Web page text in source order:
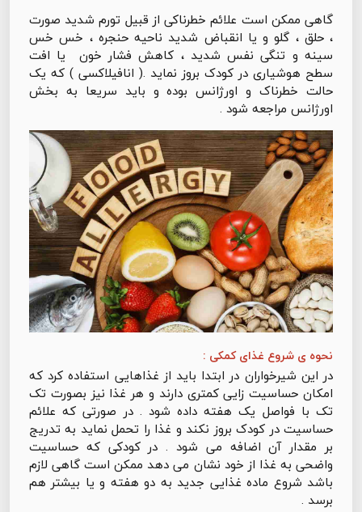
گاهی ممکن است علائم خطرناکی از قبیل تورم شدید صورت
، حلق ، گلو و یا انقباض شدید ناحیه حنجره ، خس خس
سینه و تنگی نفس شدید ، کاهش فشار خون یا افت
سطح هوشیاری در کودک بروز نماید .( انافیلاکسی ) که یک
حالت خطرناک و اورژانس بوده و باید سریعا به بخش
اورژانس مراجعه شود .
نحوه ی شروع غذای کمکی :
در این شیرخواران در ابتدا باید از غذاهایی استفاده کرد که
امکان حساسیت زایی کمتری دارند و هر غذا نیز بصورت تک
تک با فواصل یک هفته داده شود . در صورتی که علائم
حساسیت در کودک بروز نکند و غذا را تحمل نماید به تدریج
بر مقدار آن اضافه می شود . در کودکی که حساسیت
واضحی به غذا از خود نشان می دهد ممکن است گاهی لازم
باشد شروع ماده غذایی جدید به دو هفته و یا بیشتر هم
برسد .